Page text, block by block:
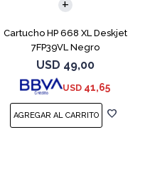
Cartucho HP 668 XL Deskjet
7FP39VL Negro
USD 49,00
USD 41,65